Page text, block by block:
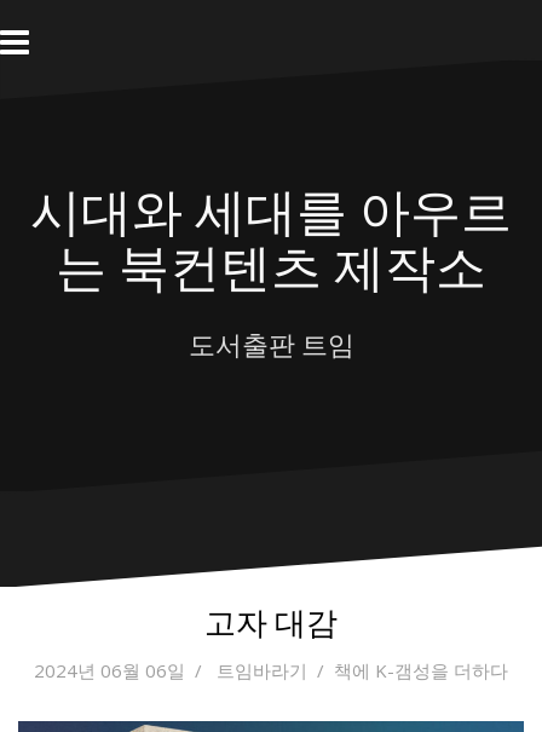
to
시대와 세대를 아우르
는 북컨텐츠 제작소
도서출판 트임
고자 대감
2024년 06월 06일 트임바라기 책에 K-갬성을 더하다